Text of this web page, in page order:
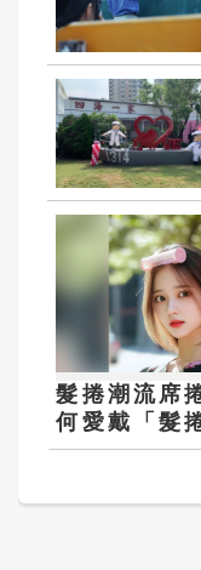
髮捲潮流席
何愛戴「髮